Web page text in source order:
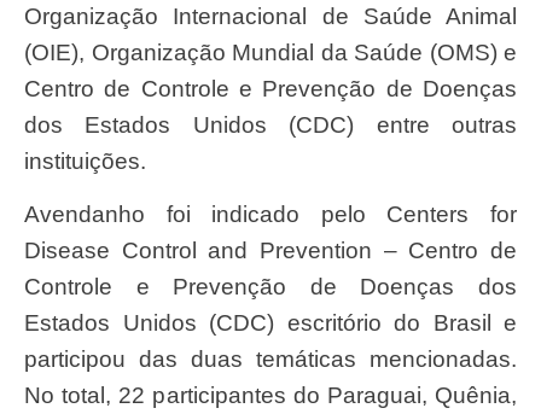
Organização Internacional de Saúde Animal
(OIE), Organização Mundial da Saúde (OMS) e
Centro de Controle e Prevenção de Doenças
dos Estados Unidos (CDC) entre outras
instituições.
Avendanho foi indicado pelo Centers for
Disease Control and Prevention – Centro de
Controle e Prevenção de Doenças dos
Estados Unidos (CDC) escritório do Brasil e
participou das duas temáticas mencionadas.
No total, 22 participantes do Paraguai, Quênia,